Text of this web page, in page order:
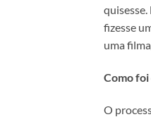
quisesse.
fizesse
uma
Como foi
O